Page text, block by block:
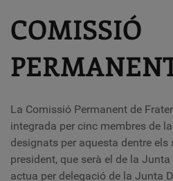
COMISSIÓ
La Comissió Permanent de
integrada per cinc membres de
designats per aquesta dentre els
president, que serà el de la
actua per delegació de la Junta